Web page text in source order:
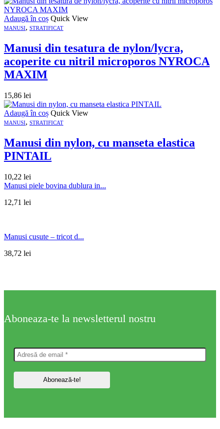
Adaugă în coș Quick View
MANUSI, STRATIFICAT
Manusi din tesatura de nylon/lycra,
acoperite cu nitril microporos NYROCA
MAXIM
15,86 lei
Adaugă în coș Quick View
MANUSI, STRATIFICAT
Manusi din nylon, cu manseta elastica
PINTAIL
10,22 lei
Manusi piele bovina dublura in...
12,71 lei
Manusi cusute – tricot d...
38,72 lei
Aboneaza-te la newsletterul nostru